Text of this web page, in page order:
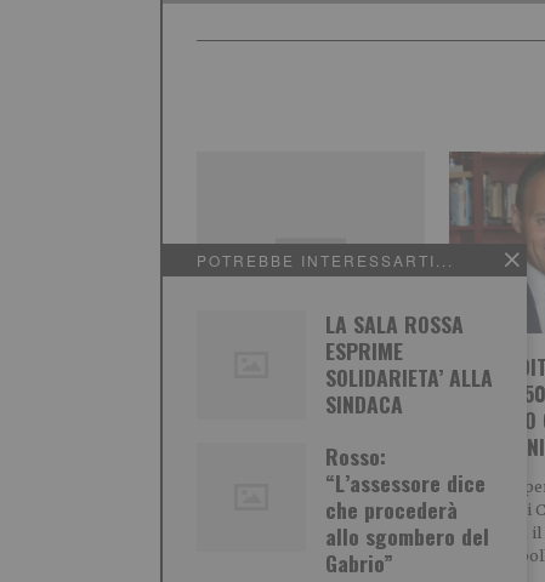
POTREBBE INTERESSARTI...
LA SALA ROSSA
ESPRIME
SOLIDARIETA’ ALLA
SINDACA
Rosso:
“L’assessore dice
che procederà
allo sgombero del
Gabrio”
Nadia Toffa, il coraggio
*** La lettera *** La
conduttrice de ‘Le Jene’ nelle
parole accorate del
giornalista cattolico Maurizio
COMPIE
Successo
solidale’ di
Bilucaglia, il
azzera le